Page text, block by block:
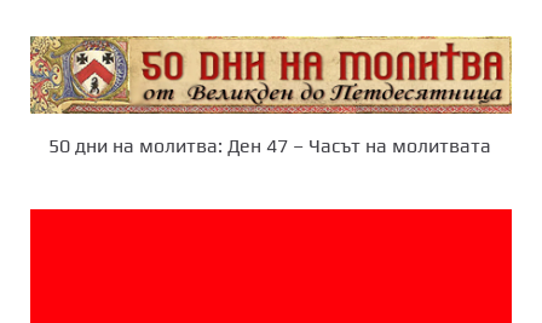
50 дни на молитва: Ден 47 – Часът на молитвата